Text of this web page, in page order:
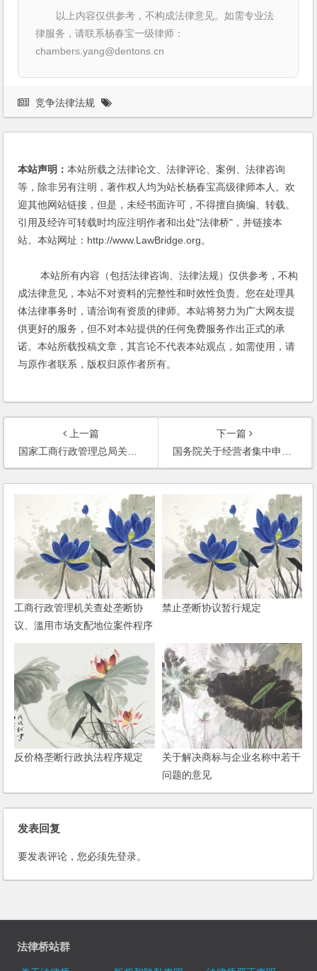
以上内容仅供参考，不构成法律意见。如需专业法
律服务，请联系杨春宝一级律师：
chambers.yang@dentons.cn
竞争法律法规
本站声明：本站所载之法律论文、法律评论、案例、法律咨询
等，除非另有注明，著作权人均为站长杨春宝高级律师本人。欢
迎其他网站链接，但是，未经书面许可，不得擅自摘编、转载。
引用及经许可转载时均应注明作者和出处"法律桥"，并链接本
站。本站网址：http://www.LawBridge.org。
本站所有内容（包括法律咨询、法律法规）仅供参考，不构
成法律意见，本站不对资料的完整性和时效性负责。您在处理具
体法律事务时，请洽询有资质的律师。本站将努力为广大网友提
供更好的服务，但不对本站提供的任何免费服务作出正式的承
诺。本站所载投稿文章，其言论不代表本站观点，如需使用，请
与原作者联系，版权归原作者所有。
上一篇
国家工商行政管理总局关于对《反不正当竞争法》第五条第（四）项所列举的行为之外的虚假表示行为如何定性处理问题的答复
下一篇
国务院关于经营者集中申报标准的规定
工商行政管理机关查处垄断协
议、滥用市场支配地位案件程序
规定
禁止垄断协议暂行规定
反价格垄断行政执法程序规定
关于解决商标与企业名称中若干
问题的意见
发表回复
要发表评论，您必须先登录。
法律桥站群